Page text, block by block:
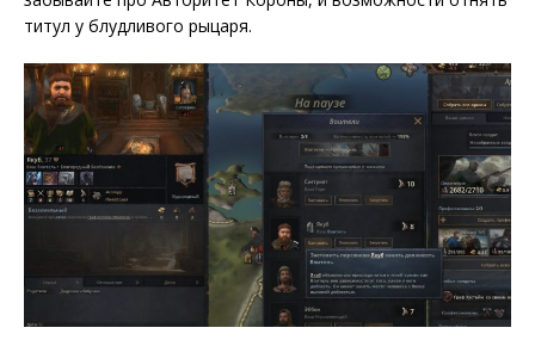
титул у блудливого рыцаря.